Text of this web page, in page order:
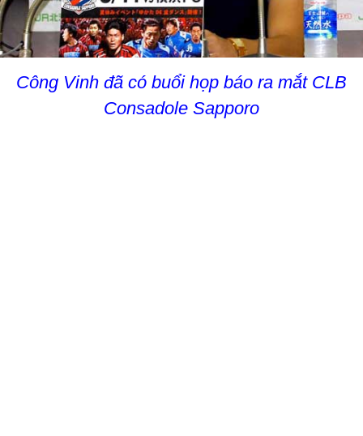
Công Vinh đã có buổi họp báo ra mắt CLB
Consadole Sapporo